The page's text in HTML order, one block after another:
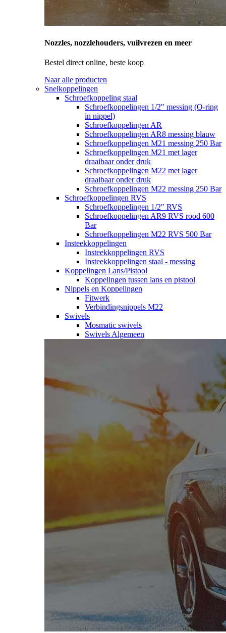
Nozzles, nozzlehouders, vuilvrezen en meer
Bestel direct online, beste koop
Naar alle producten
Snelkoppelingen
Schroefkoppeling staal
Schroefkoppelingen 1/2" messing (O-ring
in nippel)
Schroefkoppelingen AR
Schroefkoppelingen AR8 messing blauw
Schroefkoppelingen M21 messing 250 Bar
Schroefkoppelingen M21 met lager
draaibaar onder druk
Schroefkoppelingen M22 met lager
draaibaar onder druk
Schroefkoppelingen M22 messing 250 Bar
Schroefkoppelingen RVS
Schroefkoppelingen 1/2" RVS
Schroefkoppelingen AR9 RVS rood 600
Bar
Schroefkoppelingen M22 RVS 500 Bar
Insteekkoppelingen
Insteekkoppelingen RVS
Insteekkoppelingen staal - messing
Koppelingen Lans/Pistool
Koppelingen tussen lans en pistool
Nippels en Koppelingen
Fitwerk
Verbindingsnippels M22
Swivels
Mosmatic swivels
Swivels Algemeen